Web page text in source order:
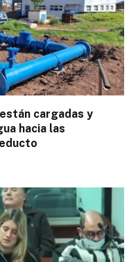
cargadas y
hacia las